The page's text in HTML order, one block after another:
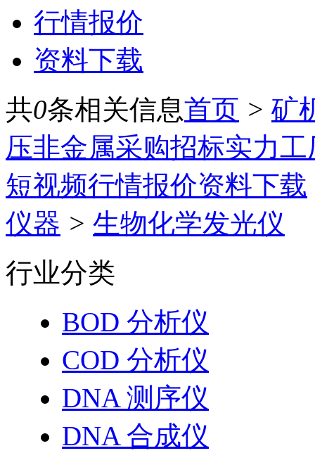
行情报价
资料下载
共0条相关信息首页 > 矿
压非金属采购招标实力工
短视频行情报价资料下载
仪器 > 生物化学发光仪
行业分类
BOD 分析仪
COD 分析仪
DNA 测序仪
DNA 合成仪